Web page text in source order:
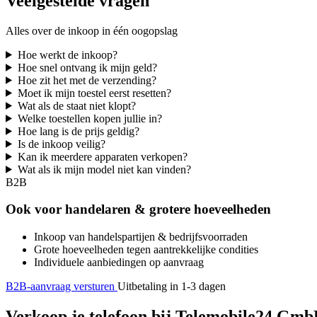
Alles over de inkoop in één oogopslag
Hoe werkt de inkoop?
Hoe snel ontvang ik mijn geld?
Hoe zit het met de verzending?
Moet ik mijn toestel eerst resetten?
Wat als de staat niet klopt?
Welke toestellen kopen jullie in?
Hoe lang is de prijs geldig?
Is de inkoop veilig?
Kan ik meerdere apparaten verkopen?
Wat als ik mijn model niet kan vinden?
B2B
Ook voor handelaren & grotere hoeveelheden
Inkoop van handelspartijen & bedrijfsvoorraden
Grote hoeveelheden tegen aantrekkelijke condities
Individuele aanbiedingen op aanvraag
B2B-aanvraag versturen Uitbetaling in 1-3 dagen